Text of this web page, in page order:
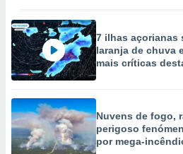
7 ilhas açorianas
laranja de chuva
mais críticas
Nuvens de fogo,
perigoso
por mega-